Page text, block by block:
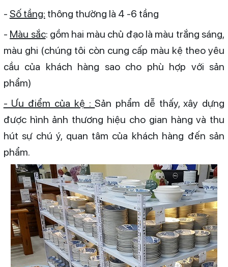
- Số tầng: thông thường là 4 -6 tầng
- Màu sắc: gồm hai màu chủ đạo là màu trắng sáng,
màu ghi (chúng tôi còn cung cấp màu kệ theo yêu
cầu của khách hàng sao cho phù hợp với sản
phẩm)
- Ưu điểm của kệ :Sản phẩm dễ thấy, xây dựng
được hình ảnh thương hiệu cho gian hàng và thu
hút sự chú ý, quan tâm của khách hàng đến sản
phẩm.